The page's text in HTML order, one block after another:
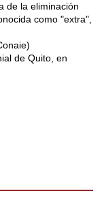
de la eliminación
como "extra",
de Quito, en